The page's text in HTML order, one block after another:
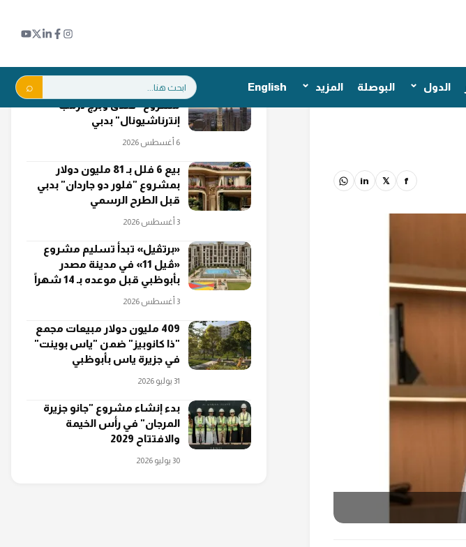
الدول البوصلة المزيد English بحث:
«الدار العقارية» تعتزم مضاعفة تسليم الوحدات السكنية 4
f
𝕏
in
إرساء عقد أعمال إنشائية في
مشروع "فندق وبرج ترمب
إنترناشيونال" بدبي
6 أغسطس 2026
بيع 6 فلل بـ 81 مليون دولار
بمشروع "فلور دو جاردان" بدبي
قبل الطرح الرسمي
3 أغسطس 2026
«برتڤيل» تبدأ تسليم مشروع
«ڤيل 11» في مدينة مصدر
بأبوظبي قبل موعده بـ 14 شهراً
3 أغسطس 2026
409 مليون دولار مبيعات مجمع
"ذا كانوبيز" ضمن "ياس بوينت"
في جزيرة ياس بأبوظبي
31 يوليو 2026
بدء إنشاء مشروع "جانو جزيرة
المرجان" في رأس الخيمة
والافتتاح 2029
30 يوليو 2026